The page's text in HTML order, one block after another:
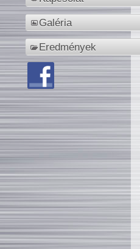
Galéria
Eredmények